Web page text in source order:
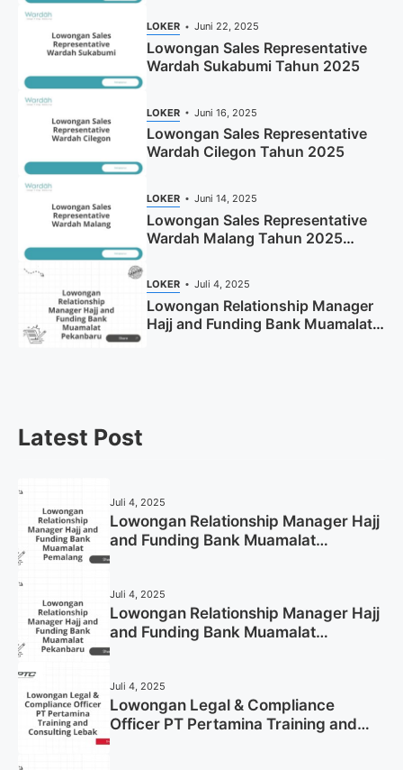
LOKER Juni 22, 2025
Lowongan Sales Representative
Wardah Sukabumi Tahun 2025
LOKER Juni 16, 2025
Lowongan Sales Representative
Wardah Cilegon Tahun 2025
LOKER Juni 14, 2025
Lowongan Sales Representative
Wardah Malang Tahun 2025
LOKER Juli 4, 2025
Lowongan Relationship Manager
Hajj and Funding Bank Muamalat
Latest Post
Juli 4, 2025
Lowongan Relationship Manager Hajj
and Funding Bank Muamalat
Juli 4, 2025
Lowongan Relationship Manager Hajj
and Funding Bank Muamalat
Juli 4, 2025
Lowongan Legal & Compliance
Officer PT Pertamina Training and